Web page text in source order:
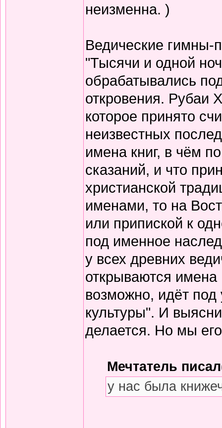
неизменна. )
Ведические гимны-
"Тысячи и одной
обрабатывались
откровения. Рубаи
которое принято
неизвестных
имена книг, в чём
сказаний, и что
христианской
именами, то на
или припиской к
под именное
у всех древних
открываются имена
возможно, идёт под
культуры". И
делается. Но мы
Мечтатель
у нас была